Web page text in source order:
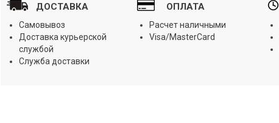
ДОСТАВКА
Самовывоз
Доставка курьерской
службой
Служба доставки
ОПЛАТА
Расчет наличными
Visa/MasterCard